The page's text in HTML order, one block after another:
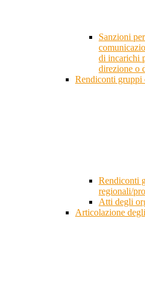
Sanzioni
di incarichi
direzione o
Rendiconti
Rendiconti
regionali/
Atti degli
Articolazione